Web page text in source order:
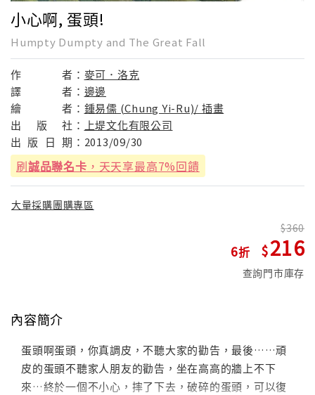
小心啊, 蛋頭!
Humpty Dumpty and The Great Fall
作 者： 麥可．洛克
譯
者： 邊邊
繪
者： 鍾易儒 (Chung Yi-Ru)/ 插畫
出
版 社：
上堤文化有限公司
出 版 日 期： 2013/09/30
刷誠品聯名卡 ，天天享最高7%回饋
大量採購團購專區
6
360
216
查詢門市庫存
內容簡介
蛋頭啊蛋頭，你真調皮，不聽大家的勸告，最後……頑
皮的蛋頭不聽家人朋友的勸告，坐在高高的牆上不下
來…終於一個不小心，摔了下去，破碎的蛋頭，可以復